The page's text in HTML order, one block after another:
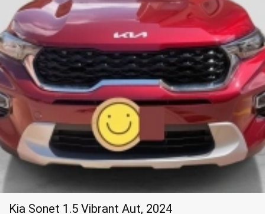
Kia Sonet 1.5 Vibrant Aut, 2024